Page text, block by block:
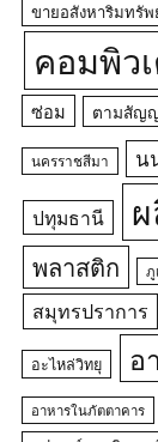
ขายอสังหาริมทรัพ
คอมพิว
ซ่อม
ตามสัญ
นครราชสีมา น
ปทุมธานี
พลาสติก ภู
สมุทรปราการ
อะไหล่วิทยุ อ
อาหารในภัตตาคาร